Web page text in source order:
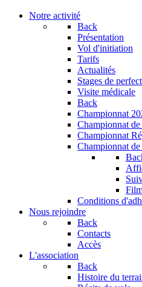
Notre activité
Back
Présentation
Vol d'initiation
Tarifs
Actualités
Stages de
Visite médicale
Back
Championnat
Championnat
Championnat
Championnat
Conditions
Nous rejoindre
Back
Contacts
Accès
L'association
Back
Histoire du